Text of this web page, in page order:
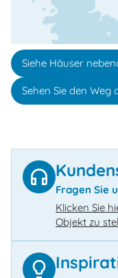
Siehe Häuser
Sehen Sie den Weg
Fragen Sie
Klicken Sie
Objekt zu